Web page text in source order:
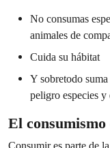
No consumas
animales de
Cuida su hábitat
Y sobretodo
peligro especies y
El